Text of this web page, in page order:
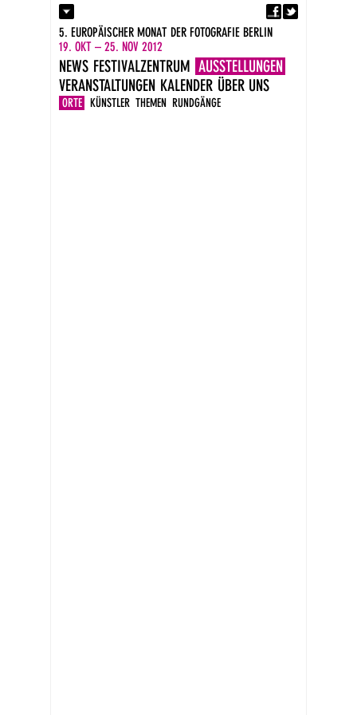
Kontakt
Presse
Impressum
DE
EN
5. EUROPÄISCHER MONAT DER FOTOGRAFIE BERLIN
19. OKT – 25. NOV 2012
NEWS FESTIVALZENTRUM AUSSTELLUNGEN
ORTE KÜNSTLER THEMEN RUNDGÄNGE
VERANSTALTUNGEN KALENDER ÜBER UNS